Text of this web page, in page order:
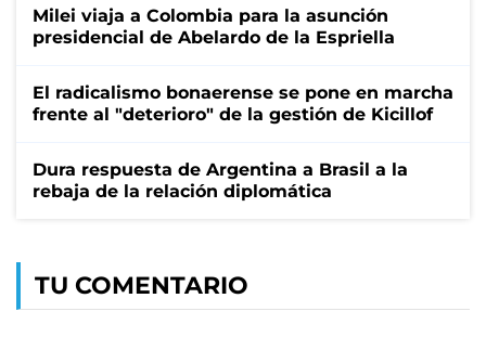
Milei viaja a Colombia para la asunción
presidencial de Abelardo de la Espriella
El radicalismo bonaerense se pone en marcha
frente al "deterioro" de la gestión de Kicillof
Dura respuesta de Argentina a Brasil a la
rebaja de la relación diplomática
TU COMENTARIO